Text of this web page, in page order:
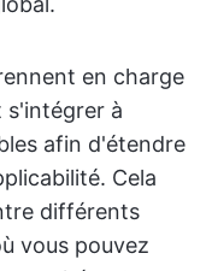
en charge
s'intégrer à
afin d'étendre
Cela
différents
vous pouvez